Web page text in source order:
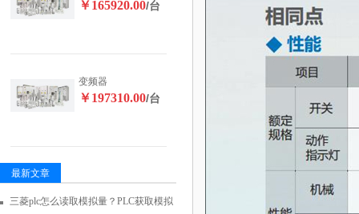
￥165920.00/台
变频器
￥197310.00/台
最新文章
三菱plc怎么读取模拟量？PLC获取模拟